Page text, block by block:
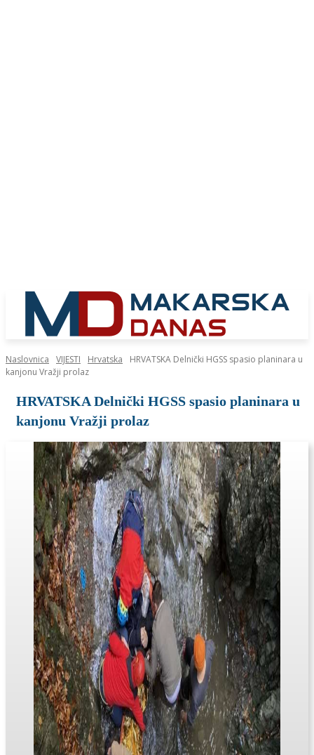
Naslovnica VIJESTI Hrvatska
HRVATSKA Delnički HGSS spasio planinara u
kanjonu Vražji prolaz
HRVATSKA Delnički HGSS spasio planinara u
kanjonu Vražji prolaz